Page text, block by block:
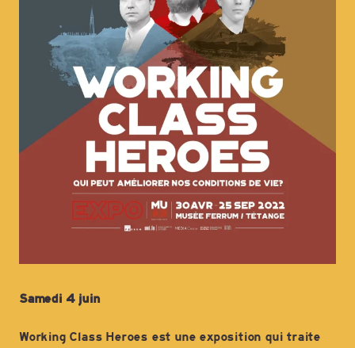
Samedi 4 juin
Working Class Heroes est une exposition qui traite